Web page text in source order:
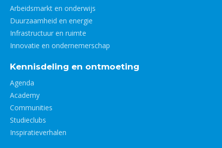
Arbeidsmarkt en onderwijs
Duurzaamheid en energie
Infrastructuur en ruimte
Innovatie en ondernemerschap
Kennisdeling en ontmoeting
Agenda
Academy
Communities
Studieclubs
Inspiratieverhalen